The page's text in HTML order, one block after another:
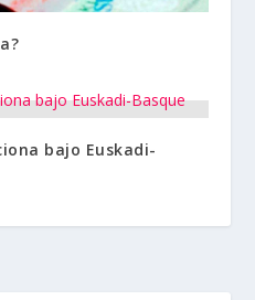
bajo Euskadi-